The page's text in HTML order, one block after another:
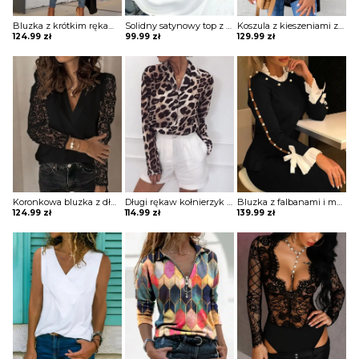
Bluzka z krótkim rękawem i dekoltem w szpic Jarmila
124.99 zł
Solidny satynowy top z dekoltem w szpic bluzka Neziha
99.99 zł
Koszula z kieszeniami zapinanymi na guziki bluzka Ritva
129.99 zł
Koronkowa bluzka z długim rękawem Norela
124.99 zł
Długi rękaw kołnierzyk cętki panterka koszula rozpinana do pracy casual na co dzień bluzka Ayn
114.99 zł
Bluzka z falbanami i mankietami Misti
139.99 zł